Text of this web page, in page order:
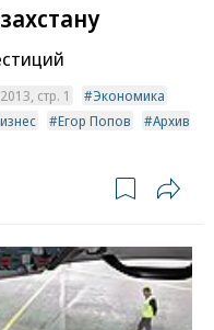
стр. 1
Экономика
Егор Попов
Архив